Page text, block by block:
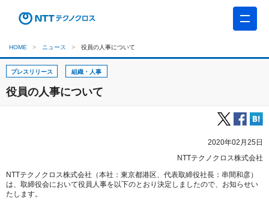
HOME ニュース 役員の人事について
プレスリリース 組織・人事
役員の人事について
2020年02月25日
NTTテクノクロス株式会社
NTTテクノクロス株式会社（本社：東京都港区、代表取締役社長：串間和彦）
は、取締役会において役員人事を以下のとおり決定しましたので、お知らせい
たします。